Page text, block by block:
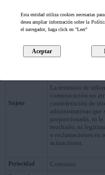
Esta entidad utiliza cookies necesarias
desea ampliar información sobre la
el navegador, haga click en "Leer"
Sujeto
Cualquier persona
La remisión de
comunicación no
consideración de
administrativas que
proporcionada, ni le
resultado, ni
o reclamaciones en
actuaciones.
Periocidad Continuo.